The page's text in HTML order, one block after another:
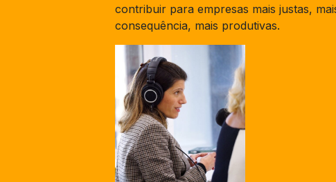
contribuir para empresas mais justas,
consequência, mais produtivas.